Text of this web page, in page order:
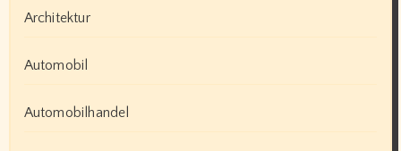
Architektur
Automobil
Automobilhandel